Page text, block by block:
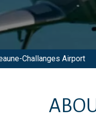
Challanges Airport